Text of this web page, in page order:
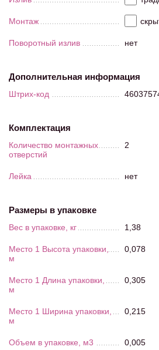
Монтаж
Поворотный излив нет
Дополнительная информация
Штрих-код
Комплектация
Количество монтажных
отверстий
2
Лейка нет
Размеры в упаковке
Вес в упаковке, кг 1,38
Место 1 Высота упаковки,
м
0,078
Место 1 Длина упаковки,
м
0,305
Место 1 Ширина упаковки,
м
0,215
Объем в упаковке, м3 0,005